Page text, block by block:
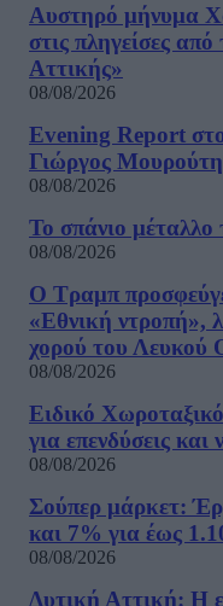
Αυστηρό μήνυμα
στις πληγείσες από
Αττικής»
08/08/2026
Evening Report
Γιώργος
08/08/2026
Το σπάνιο
08/08/2026
Ο Τραμπ
«Εθνική ντροπή»,
χορού του Λευκού
08/08/2026
Ειδικό
για επενδύσεις και
08/08/2026
Σούπερ μάρκετ:
και 7% για έως
08/08/2026
Δυτική Αττική: Η